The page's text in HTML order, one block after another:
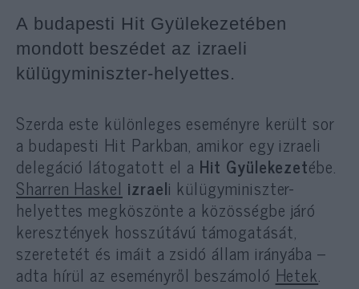
A budapesti Hit Gyülekezetében
mondott beszédet az izraeli
külügyminiszter-helyettes.
Szerda este különleges eseményre került sor
a budapesti Hit Parkban, amikor egy izraeli
delegáció látogatott el a Hit Gyülekezetébe.
Sharren Haskel izraeli külügyminiszter-
helyettes megköszönte a közösségbe járó
keresztények hosszútávú támogatását,
szeretetét és imáit a zsidó állam irányába –
adta hírül az eseményről beszámoló Hetek.